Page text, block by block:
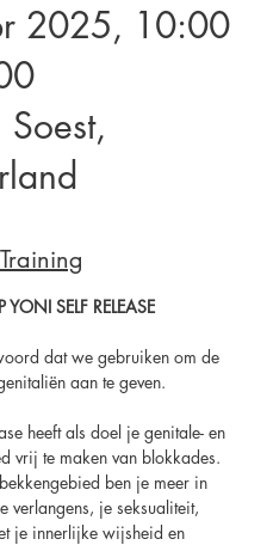
2025, 10:00
Soest,
SELF RELEASE
dat we gebruiken om de
aan te geven.
heeft als doel je genitale- en
vrij te maken van blokkades.
ben je meer in
verlangens, je seksualiteit,
je innerlijke wijsheid en